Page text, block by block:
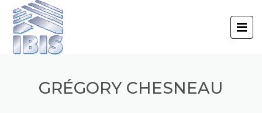
GRÉGORY CHESNEAU